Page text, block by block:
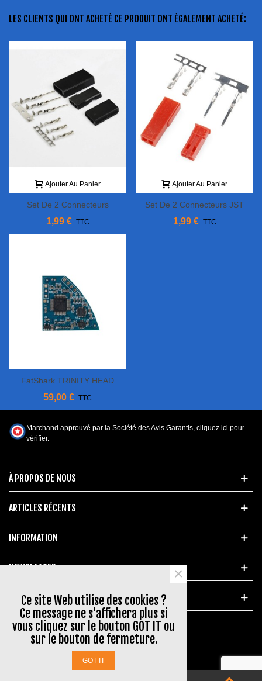
LES CLIENTS QUI ONT ACHETÉ CE PRODUIT ONT ÉGALEMENT ACHETÉ:
Ajouter Au Panier
Set De 2 Connecteurs
FUTABA Type J Mâle Et
1,99 € TTC
FatShark TRINITY HEAD
TRACKER MODULE
59,00 € TTC
Ajouter Au Panier
Set De 2 Connecteurs JST
RCY
1,99 € TTC
À PROPOS DE NOUS
ARTICLES RÉCENTS
INFORMATION
NEWSLETTER
MARQUES POPULAIRES
Marchand approuvé par la Société des Avis Garantis, cliquez ici pour
vérifier.
© 2023 www.aerial-shop.com
Ce site Web utilise des cookies ?
Ce message ne s'affichera plus si
vous cliquez sur le bouton GOT IT ou
sur le bouton de fermeture.
GOT IT
×